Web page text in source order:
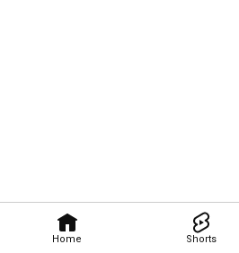
Home Shorts